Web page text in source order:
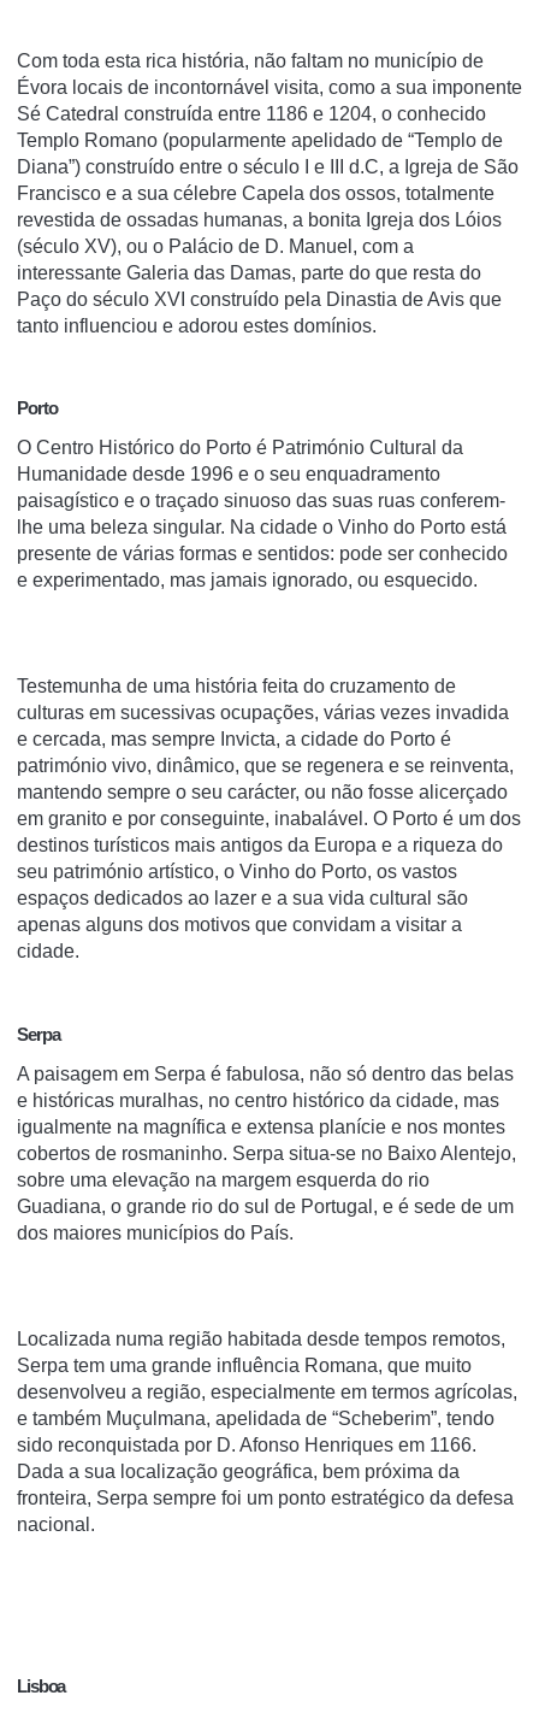
Com toda esta rica história, não faltam no município de
Évora locais de incontornável visita, como a sua imponente
Sé Catedral construída entre 1186 e 1204, o conhecido
Templo Romano (popularmente apelidado de “Templo de
Diana”) construído entre o século I e III d.C, a Igreja de São
Francisco e a sua célebre Capela dos ossos, totalmente
revestida de ossadas humanas, a bonita Igreja dos Lóios
(século XV), ou o Palácio de D. Manuel, com a
interessante Galeria das Damas, parte do que resta do
Paço do século XVI construído pela Dinastia de Avis que
tanto influenciou e adorou estes domínios.
Porto
O Centro Histórico do Porto é Património Cultural da
Humanidade desde 1996 e o seu enquadramento
paisagístico e o traçado sinuoso das suas ruas conferem-
lhe uma beleza singular. Na cidade o Vinho do Porto está
presente de várias formas e sentidos: pode ser conhecido
e experimentado, mas jamais ignorado, ou esquecido.
Testemunha de uma história feita do cruzamento de
culturas em sucessivas ocupações, várias vezes invadida
e cercada, mas sempre Invicta, a cidade do Porto é
património vivo, dinâmico, que se regenera e se reinventa,
mantendo sempre o seu carácter, ou não fosse alicerçado
em granito e por conseguinte, inabalável. O Porto é um dos
destinos turísticos mais antigos da Europa e a riqueza do
seu património artístico, o Vinho do Porto, os vastos
espaços dedicados ao lazer e a sua vida cultural são
apenas alguns dos motivos que convidam a visitar a
cidade.
Serpa
A paisagem em Serpa é fabulosa, não só dentro das belas
e históricas muralhas, no centro histórico da cidade, mas
igualmente na magnífica e extensa planície e nos montes
cobertos de rosmaninho. Serpa situa-se no Baixo Alentejo,
sobre uma elevação na margem esquerda do rio
Guadiana, o grande rio do sul de Portugal, e é sede de um
dos maiores municípios do País.
Localizada numa região habitada desde tempos remotos,
Serpa tem uma grande influência Romana, que muito
desenvolveu a região, especialmente em termos agrícolas,
e também Muçulmana, apelidada de “Scheberim”, tendo
sido reconquistada por D. Afonso Henriques em 1166.
Dada a sua localização geográfica, bem próxima da
fronteira, Serpa sempre foi um ponto estratégico da defesa
nacional.
Lisboa